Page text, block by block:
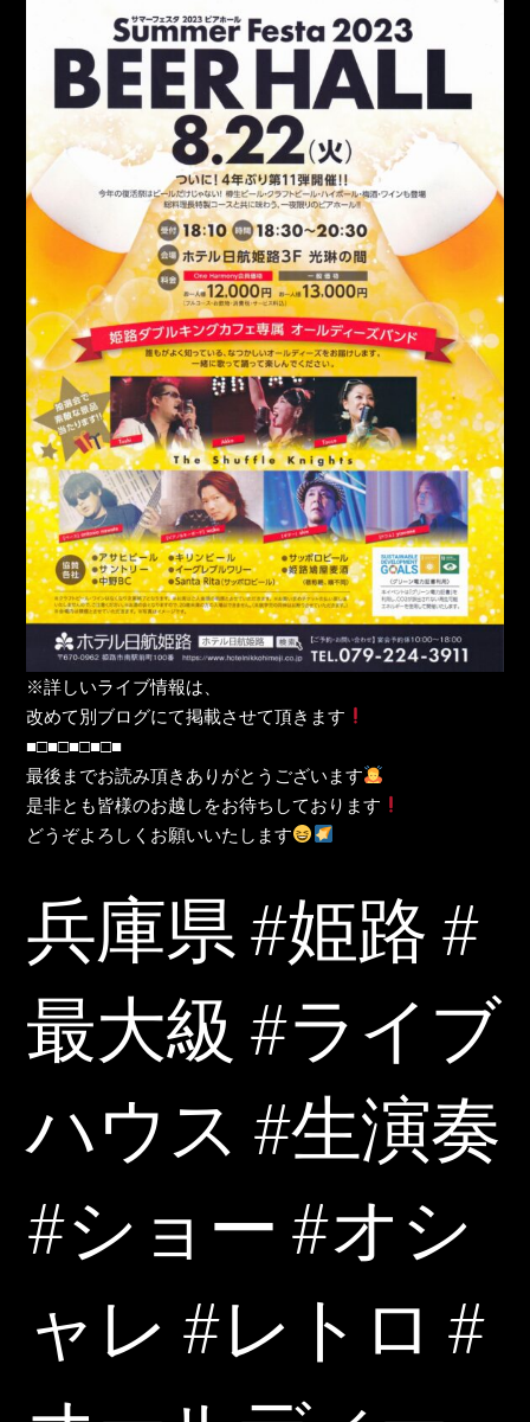
※詳しいライブ情報は、
改めて別ブログにて掲載させて頂きます
■□■□■□■□■
最後までお読み頂きありがとうございます
是非とも皆様のお越しをお待ちしております
どうぞよろしくお願いいたします
兵庫県 #姫路 #
最大級 #ライブ
ハウス #生演奏
#ショー #オシ
ャレ #レトロ #